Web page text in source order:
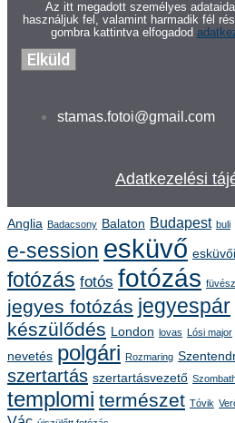
Az itt megadott személyes
használjuk fel, valamint harmadik fél
gombra kattintva elfogadod
Elküld
stamas.fotoi@gmail.com
Adatkezelési
Anglia Badacsony Balaton Budapest buli
e-session esküvő
fotózás fotós fotózás
jegyes fotózás jegyespár
készülődés London lovas Lósi major
nevetés polgári Rozmaring
szertartás szertartásvezető
templomi természet Tóvik